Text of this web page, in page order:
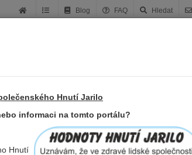
Hnutí Jarilo
informaci na tomto portálu?
Hnutí
Blog FAQ Hledat